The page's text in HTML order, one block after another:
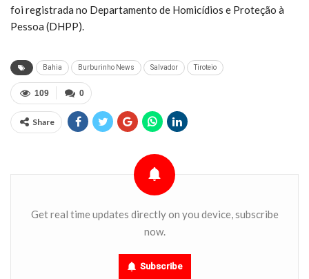
foi registrada no Departamento de Homicídios e Proteção à
Pessoa (DHPP).
Bahia Burburinho News Salvador Tiroteio
0
109
Share
Get real time updates directly on you device, subscribe
now.
Subscribe